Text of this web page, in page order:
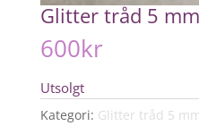
Glitter tråd 5
600kr
Utsolgt
Kategori: Glitter tråd 5